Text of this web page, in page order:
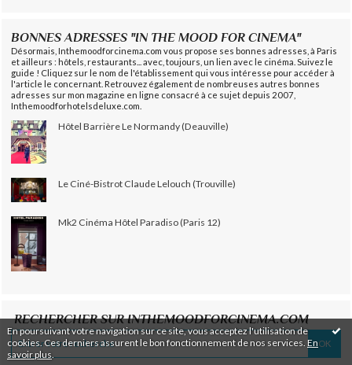
En poursuivant votre navigation sur ce site, vous acceptez l'utilisation de
cookies. Ces derniers assurent le bon fonctionnement de nos services. En
savoir plus
BONNES ADRESSES "IN THE MOOD FOR CINEMA"
Désormais, Inthemoodforcinema.com vous propose ses bonnes adresses, à Paris
et ailleurs : hôtels, restaurants... avec, toujours, un lien avec le cinéma. Suivez le
guide ! Cliquez sur le nom de l'établissement qui vous intéresse pour accéder à
l'article le concernant. Retrouvez également de nombreuses autres bonnes
adresses sur mon magazine en ligne consacré à ce sujet depuis 2007,
Inthemoodforhotelsdeluxe.com.
Hôtel Barrière Le Normandy (Deauville)
Le Ciné-Bistrot Claude Lelouch (Trouville)
Mk2 Cinéma Hôtel Paradiso (Paris 12)
RECHERCHER SUR INTHEMOODFORCINEMA.COM